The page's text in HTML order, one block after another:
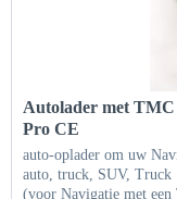
Autolader met
Pro CE
auto-oplader om uw
auto, truck, SUV, Truck
(voor Navigatie met een